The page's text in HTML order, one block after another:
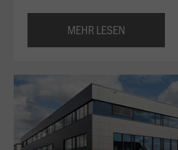
MEHR LESEN